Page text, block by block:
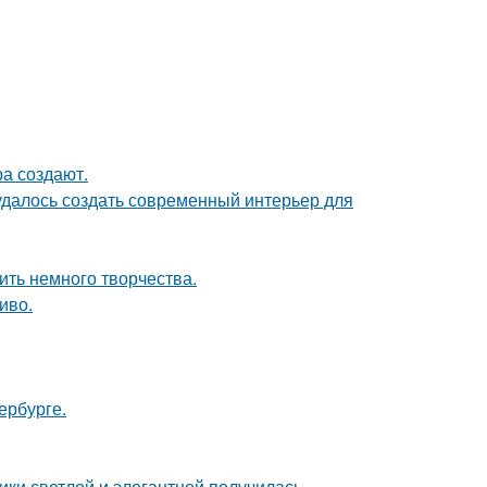
создают.
создать современный интерьер для
немного творчества.